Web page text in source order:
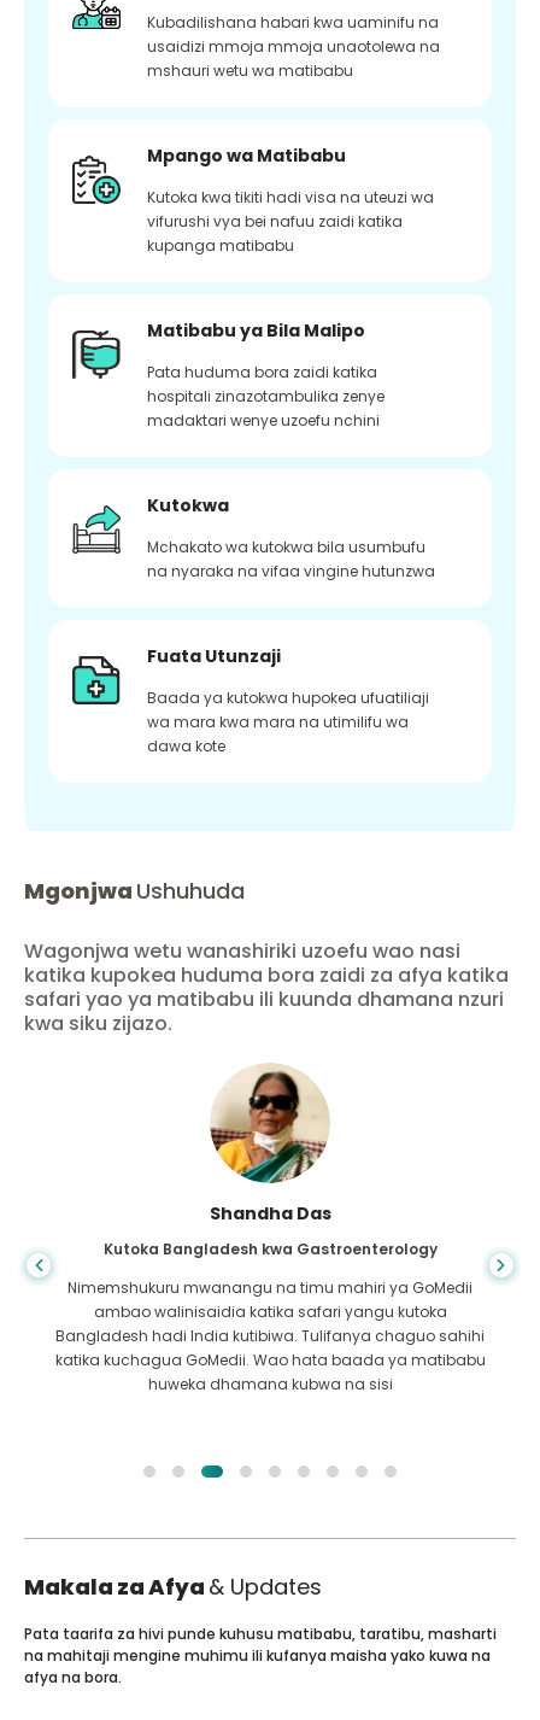
Kubadilishana habari kwa uaminifu na
usaidizi mmoja mmoja unaotolewa na
mshauri wetu wa matibabu
Mpango wa Matibabu
Kutoka kwa tikiti hadi visa na uteuzi wa
vifurushi vya bei nafuu zaidi katika
kupanga matibabu
Matibabu ya Bila Malipo
Pata huduma bora zaidi katika
hospitali zinazotambulika zenye
madaktari wenye uzoefu nchini
Kutokwa
Mchakato wa kutokwa bila usumbufu
na nyaraka na vifaa vingine hutunzwa
Fuata Utunzaji
Baada ya kutokwa hupokea ufuatiliaji
wa mara kwa mara na utimilifu wa
dawa kote
Mgonjwa Ushuhuda
Wagonjwa wetu wanashiriki uzoefu wao nasi
katika kupokea huduma bora zaidi za afya katika
safari yao ya matibabu ili kuunda dhamana nzuri
kwa siku zijazo.
Shandha Das
Kutoka Bangladesh kwa Gastroenterology
Nimemshukuru mwanangu na timu mahiri ya GoMedii
ambao walinisaidia katika safari yangu kutoka
Bangladesh hadi India kutibiwa. Tulifanya chaguo sahihi
katika kuchagua GoMedii. Wao hata baada ya matibabu
huweka dhamana kubwa na sisi
Makala za Afya & Updates
Pata taarifa za hivi punde kuhusu matibabu, taratibu, masharti
na mahitaji mengine muhimu ili kufanya maisha yako kuwa na
afya na bora.